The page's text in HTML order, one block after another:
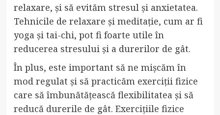
relaxare, și să evităm stresul și anxietatea.
Tehnicile de relaxare și meditație, cum ar fi
yoga și tai-chi, pot fi foarte utile în
reducerea stresului și a durerilor de gât.
În plus, este important să ne mișcăm în
mod regulat și să practicăm exerciții fizice
care să îmbunătățească flexibilitatea și să
reducă durerile de gât. Exercițiile fizice